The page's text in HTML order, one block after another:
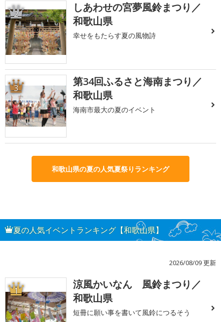
2
しあわせの宮夢風鈴まつり／
和歌山県
幸せをもたらす夏の風物詩
3
第34回ふるさと海南まつり／
和歌山県
海南市最大の夏のイベント
和歌山県の夏の人気夏祭りランキング
夏の人気イベントランキング【和歌山県】
2026/08/09 更新
1
涼風かいなん 風鈴まつり／
和歌山県
短冊に願い事を書いて風鈴につるそう